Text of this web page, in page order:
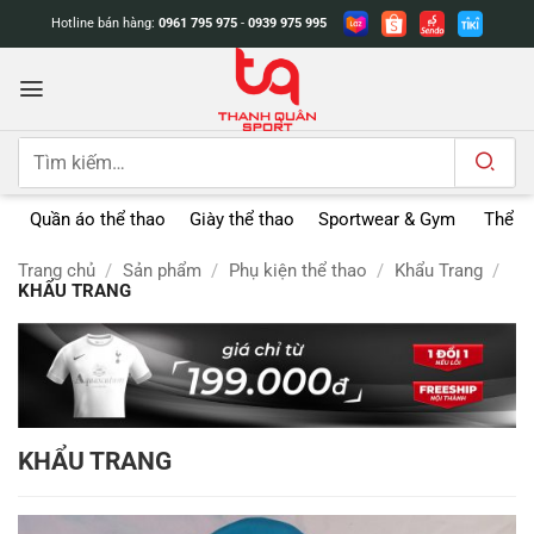
dung
Hotline bán hàng: 0961 795 975 - 0939 975 995
Tìm
Quần áo thể thao Giày thể thao Sportwear & Gym Thể
Trang chủ / Sản phẩm / Phụ kiện thể thao / Khẩu Trang /
KHẨU TRANG
KHẨU TRANG